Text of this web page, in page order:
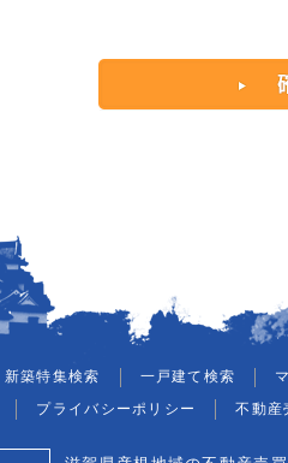
新築特集検索 一戸建て検索
プライバシーポリシー 不動産